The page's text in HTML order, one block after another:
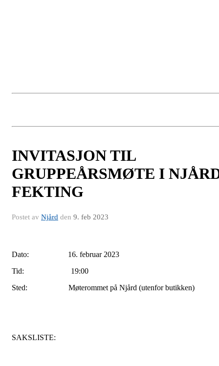
INVITASJON TIL
GRUPPEÅRSMØTE I
FEKTING
Postet av Njård den 9. feb 2023
Dato: 16. februar 2023
Tid: 19:00
Sted: Møterommet på Njård (utenfor butikken)
SAKSLISTE: